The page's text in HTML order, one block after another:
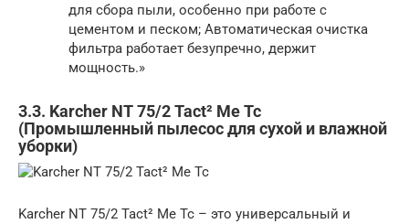
для сбора пыли, особенно при работе с
цементом и песком; Автоматическая очистка
фильтра работает безупречно, держит
мощность.»
3.3. Karcher NT 75/2 Tact² Me Tc
(Промышленный пылесос для сухой и влажной
уборки)
Karcher NT 75/2 Tact² Me Tc – это универсальный и